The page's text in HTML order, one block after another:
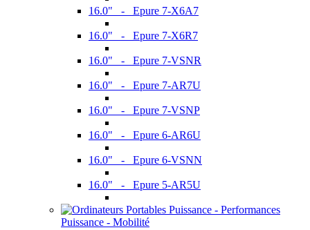
16.0" - Epure 7-X6A7
16.0" - Epure 7-X6R7
16.0" - Epure 7-VSNR
16.0" - Epure 7-AR7U
16.0" - Epure 7-VSNP
16.0" - Epure 6-AR6U
16.0" - Epure 6-VSNN
16.0" - Epure 5-AR5U
Puissance - Mobilité